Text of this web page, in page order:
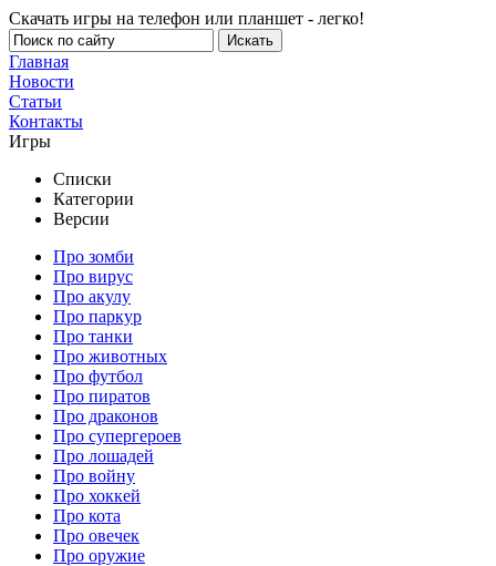
Скачать игры на телефон или планшет - легко!
Главная
Новости
Статьи
Контакты
Игры
Списки
Категории
Версии
Про зомби
Про вирус
Про акулу
Про паркур
Про танки
Про животных
Про футбол
Про пиратов
Про драконов
Про супергероев
Про лошадей
Про войну
Про хоккей
Про кота
Про овечек
Про оружие